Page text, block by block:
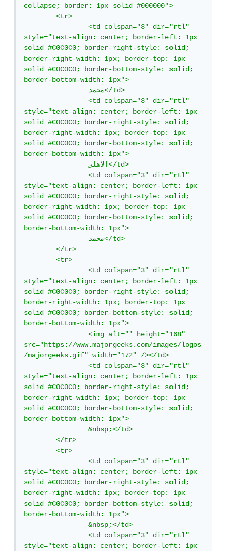
collapse; border: 1px solid #000000">
	<tr>
		<td colspan="3" dir="rtl"
style="text-align: center; border-left: 1px
solid #C0C0C0; border-right-style: solid;
border-right-width: 1px; border-top: 1px
solid #C0C0C0; border-bottom-style: solid;
border-bottom-width: 1px">
		محمد</td>
		<td colspan="3" dir="rtl"
style="text-align: center; border-left: 1px
solid #C0C0C0; border-right-style: solid;
border-right-width: 1px; border-top: 1px
solid #C0C0C0; border-bottom-style: solid;
border-bottom-width: 1px">
		الاهلي</td>
		<td colspan="3" dir="rtl"
style="text-align: center; border-left: 1px
solid #C0C0C0; border-right-style: solid;
border-right-width: 1px; border-top: 1px
solid #C0C0C0; border-bottom-style: solid;
border-bottom-width: 1px">
		محمد</td>
	</tr>
	<tr>
		<td colspan="3" dir="rtl"
style="text-align: center; border-left: 1px
solid #C0C0C0; border-right-style: solid;
border-right-width: 1px; border-top: 1px
solid #C0C0C0; border-bottom-style: solid;
border-bottom-width: 1px">
		<img alt="" height="168"
src="https://www.majorgeeks.com/images/logos
/majorgeeks.gif" width="172" /></td>
		<td colspan="3" dir="rtl"
style="text-align: center; border-left: 1px
solid #C0C0C0; border-right-style: solid;
border-right-width: 1px; border-top: 1px
solid #C0C0C0; border-bottom-style: solid;
border-bottom-width: 1px">
		&nbsp;</td>
	</tr>
	<tr>
		<td colspan="3" dir="rtl"
style="text-align: center; border-left: 1px
solid #C0C0C0; border-right-style: solid;
border-right-width: 1px; border-top: 1px
solid #C0C0C0; border-bottom-style: solid;
border-bottom-width: 1px">
		&nbsp;</td>
		<td colspan="3" dir="rtl"
style="text-align: center; border-left: 1px